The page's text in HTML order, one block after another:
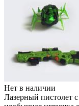
Нет в наличии
Лазерный пистолет